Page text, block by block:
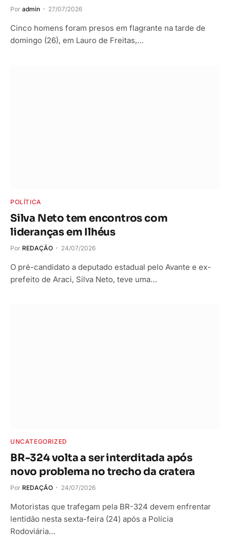
Por admin 27/07/2026
Cinco homens foram presos em flagrante na tarde de
domingo (26), em Lauro de Freitas,…
POLÍTICA
Silva Neto tem encontros com
lideranças em Ilhéus
Por REDAÇÃO 24/07/2026
O pré-candidato a deputado estadual pelo Avante e ex-
prefeito de Araci, Silva Neto, teve uma…
UNCATEGORIZED
BR-324 volta a ser interditada após
novo problema no trecho da cratera
Por REDAÇÃO 24/07/2026
Motoristas que trafegam pela BR-324 devem enfrentar
lentidão nesta sexta-feira (24) após a Polícia
Rodoviária…